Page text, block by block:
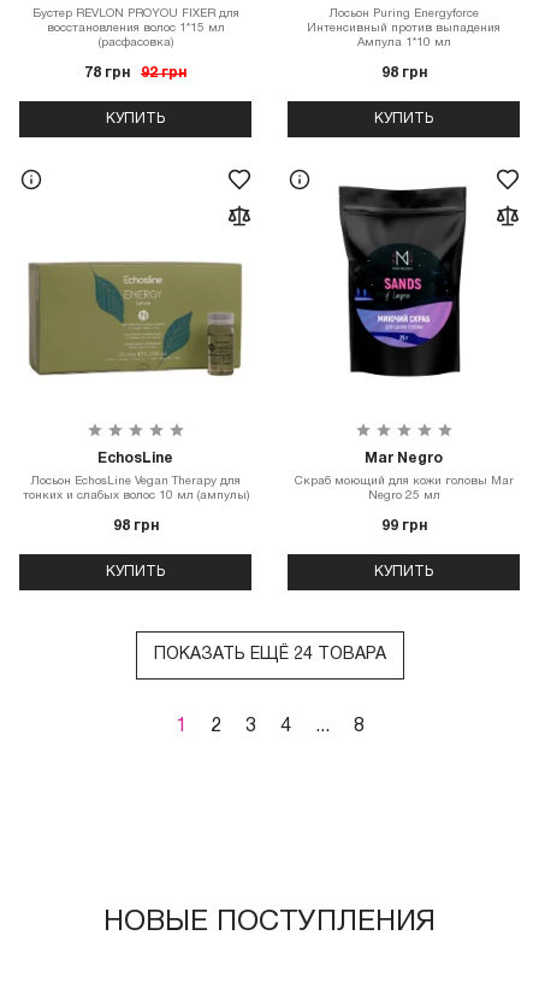
Бустер REVLON PROYOU FIXER для
восстановления волос 1*15 мл
(расфасовка)
78 грн 92 грн
КУПИТЬ
Лосьон Puring Energyforce
Интенсивный против выпадения
Ампула 1*10 мл
98 грн
КУПИТЬ
EchosLine
Лосьон EchosLine Vegan Therapy для
тонких и слабых волос 10 мл (ампулы)
98 грн
КУПИТЬ
Mar Negro
Скраб моющий для кожи головы Mar
Negro 25 мл
99 грн
КУПИТЬ
ПОКАЗАТЬ ЕЩЁ 24 ТОВАРА
1 2 3 4 ... 8
НОВЫЕ ПОСТУПЛЕНИЯ